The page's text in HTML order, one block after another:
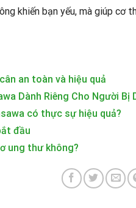
khiến bạn yếu, mà giúp cơ
an toàn và hiệu quả
Dành Riêng Cho Người Bị
có thực sự hiệu quả?
đầu
ung thư không?